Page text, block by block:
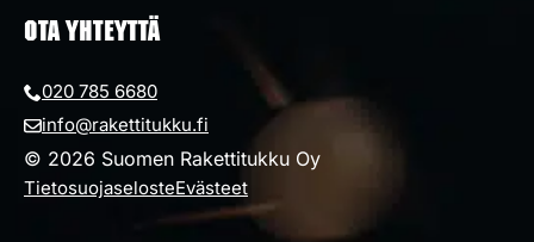
© 2026 Suomen Rakettitukku Oy
TietosuojaselosteEvästeet
OTA YHTEYTTÄ
020 785 6680
info@rakettitukku.fi